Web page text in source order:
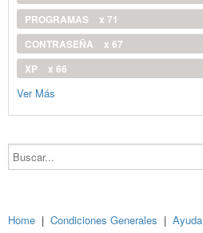
PROGRAMAS
x 71
CONTRASEÑA
x 67
XP
x 66
Ver Más
Buscar...
Home | Condiciones Generales | Ayuda